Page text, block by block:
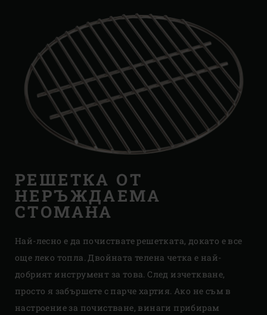
РЕШЕТКА ОТ
НЕРЪЖДАЕМА
СТОМАНА
Най-лесно е да почиствате решетката, докато е все
още леко топла. Двойната телена четка е най-
добрият инструмент за това. След изчеткване,
просто я забършете с парче хартия. Ако не съм в
настроение за почистване, винаги прибирам